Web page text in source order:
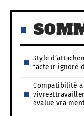
Style
facteur ignoré
Compatibilité
évalue vraiment